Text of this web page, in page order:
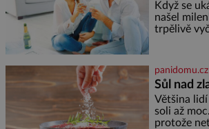
Když se
našel
trpělivě
nejtěžších
každý, kdo
pokud
vám uleví.
doneslo,
panidomu.cz
Sůl nad
Většina
soli až
protože